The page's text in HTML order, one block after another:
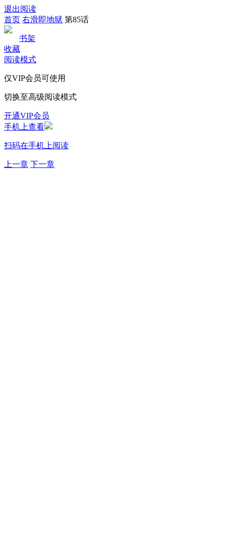
退出阅读
首页 右滑即地狱 第85话
书架
收藏
阅读模式
仅VIP会员可使用
切换至高级阅读模式
开通VIP会员
手机上查看
扫码在手机上阅读
上一章 下一章